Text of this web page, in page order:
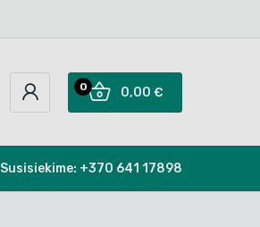
0,00 €
0
Susisiekime: +370 641 17898